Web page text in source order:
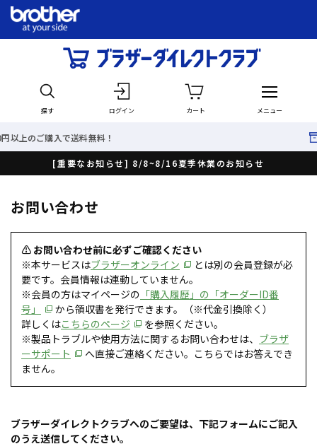
探す ログイン カート メニュー
送料無料！ 最短で翌日
[重要なお知らせ] 8/8~8/16夏季休業のお知らせ
お問い合わせ
⚠ お問い合わせ前に必ずご確認ください
※本サービスはブラザーオンライン
とは別の会員登録が必
要です。会員情報は連動していません。
※会員の方はマイページの 「購入履歴」の「オーダーID番
号」
から領収書を発行できます。（※代金引換除く）
詳しくはこちらのページ
を参照ください。
※製品トラブルや使用方法に関するお問い合わせは、 ブラザ
ーサポート
へ直接ご連絡ください。こちらではお答えでき
ません。
ブラザーダイレクトクラブへのご要望は、下記フォームにご記入
のうえ送信してください。